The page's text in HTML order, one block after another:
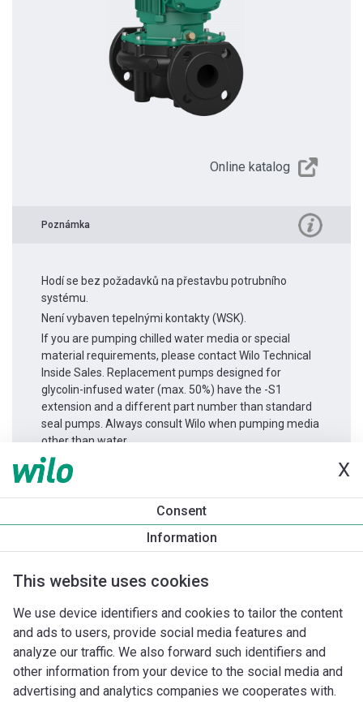
X
Consent
Information
This website uses cookies
We use device identifiers and cookies to tailor the content
and ads to users, provide social media features and
analyze our traffic. We also forward such identifiers and
other information from your device to the social media and
advertising and analytics companies we cooperates with.
Online katalog
Poznámka
Hodí se bez požadavků na přestavbu potrubního
systému.
Není vybaven tepelnými kontakty (WSK).
If you are pumping chilled water media or special
material requirements, please contact Wilo Technical
Inside Sales. Replacement pumps designed for
glycolin-infused water (max. 50%) have the -S1
extension and a different part number than standard
seal pumps. Always consult Wilo when pumping media
other than water.
Informace o produktu